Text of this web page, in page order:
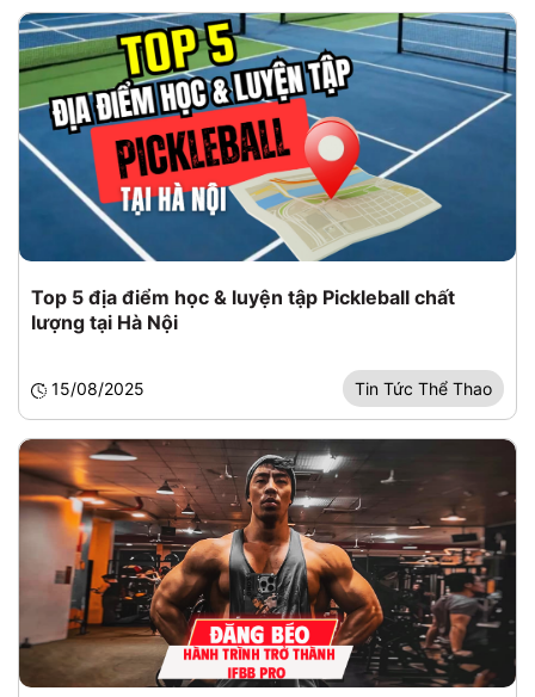
Top 5 địa điểm học & luyện tập Pickleball chất
lượng tại Hà Nội
15/08/2025 Tin Tức Thể Thao